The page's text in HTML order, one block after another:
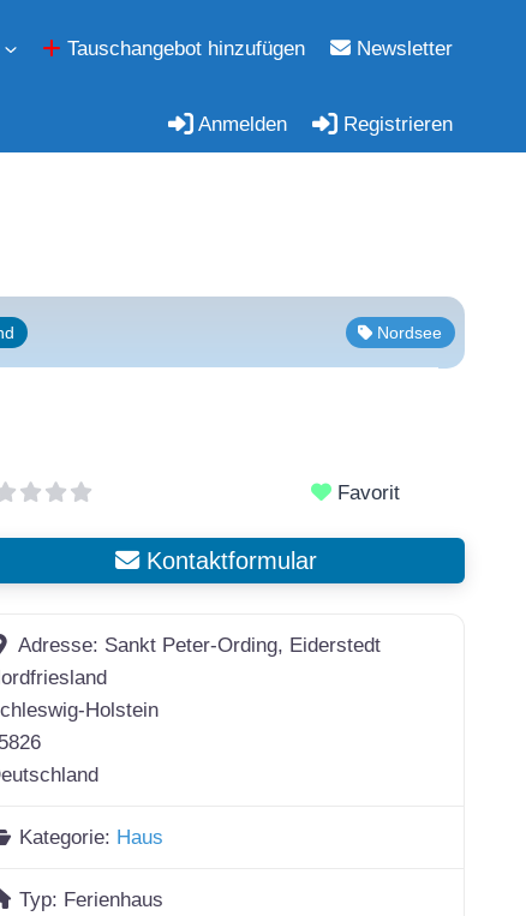
Tauschangebot hinzufügen Newsletter
Anmelden Registrieren
Nordsee
Favorit
Kontaktformular
Adresse: Sankt Peter-Ording, Eiderstedt
Holstein
Kategorie: Haus
Typ: Ferienhaus